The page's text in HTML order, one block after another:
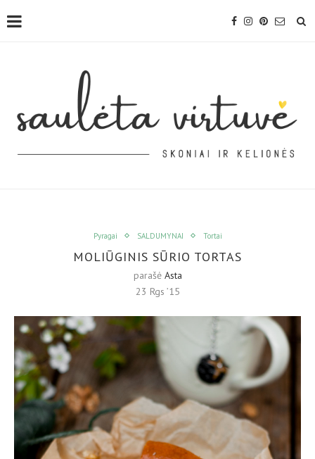
Pyragai SALDUMYNAI Tortai
MOLIŪGINIS SŪRIO TORTAS
parašė Asta
23 Rgs ’15